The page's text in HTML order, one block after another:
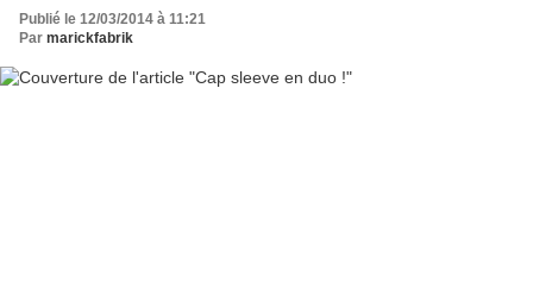
Publié le 12/03/2014 à 11:21
Par marickfabrik